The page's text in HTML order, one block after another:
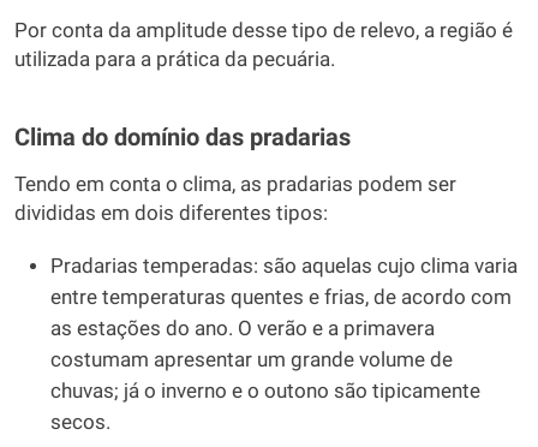
Por conta da amplitude desse tipo de relevo, a região é
utilizada para a prática da pecuária.
Clima do domínio das pradarias
Tendo em conta o clima, as pradarias podem ser
divididas em dois diferentes tipos:
Pradarias temperadas: são aquelas cujo clima varia
entre temperaturas quentes e frias, de acordo com
as estações do ano. O verão e a primavera
costumam apresentar um grande volume de
chuvas; já o inverno e o outono são tipicamente
secos.